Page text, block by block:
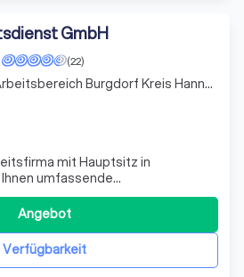
GmbH
(22)
mit Hauptsitz in
umfassende
die auf Ihre individuellen
sind. Wir unterscheiden uns
und Zuverlässigkeit, denn Ihre
Priorität. Unser
Verfügbarkeit
Angebot
Arbeitsbereich Burgdorf Kreis Hannover